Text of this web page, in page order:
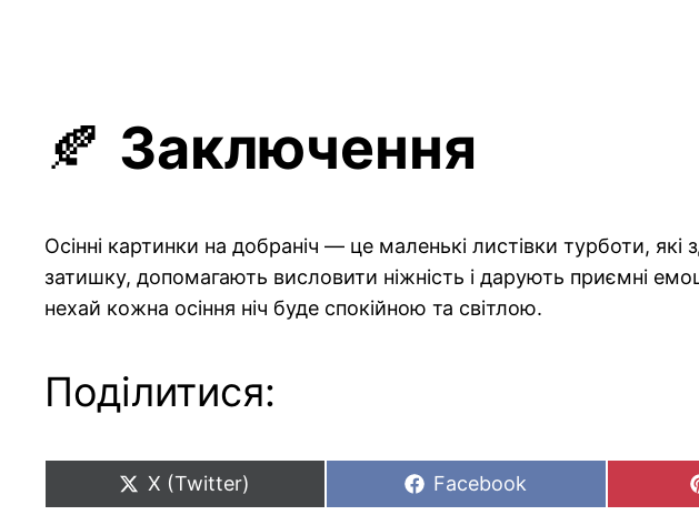
🍂 Заключення
Осінні картинки на добраніч — це маленькі листівки турботи,
затишку, допомагають висловити ніжність і дарують приємні
нехай кожна осіння ніч буде спокійною та світлою.
Поділитися:
Share
on
X (Twitter)
Share
on
Facebook